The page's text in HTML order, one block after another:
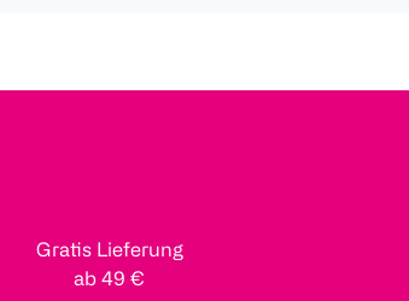
Gratis Lieferung
ab 49 €